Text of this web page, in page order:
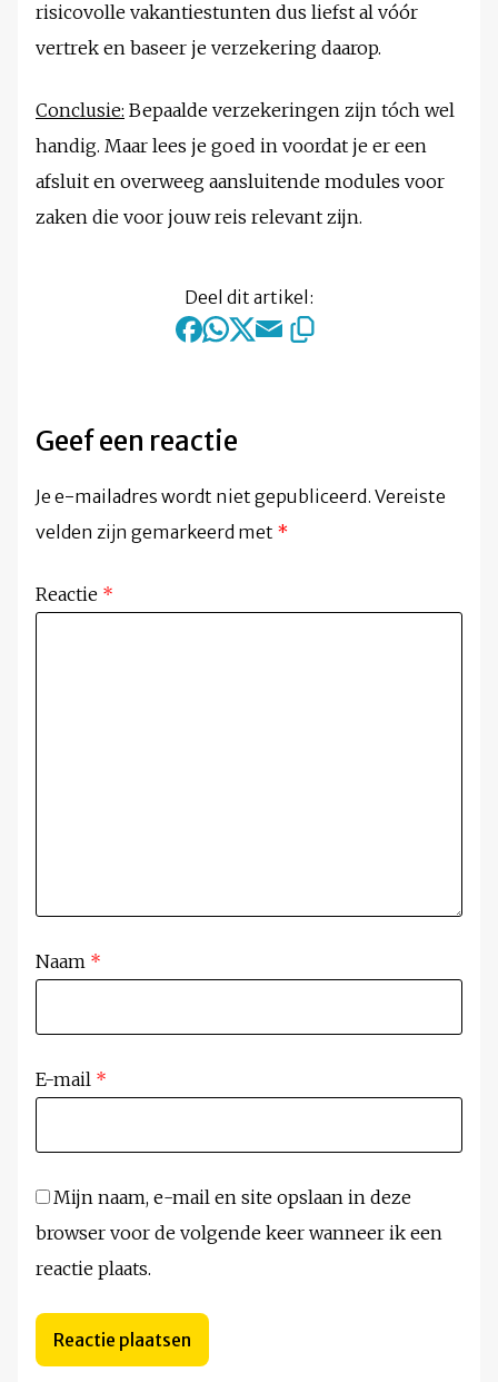
risicovolle vakantiestunten dus liefst al vóór
vertrek en baseer je verzekering daarop.
Conclusie: Bepaalde verzekeringen zijn tóch wel
handig. Maar lees je goed in voordat je er een
afsluit en overweeg aansluitende modules voor
zaken die voor jouw reis relevant zijn.
Deel dit artikel:
Geef een reactie
Je e-mailadres wordt niet gepubliceerd. Vereiste
velden zijn gemarkeerd met *
Reactie *
Naam *
E-mail *
Mijn naam, e-mail en site opslaan in deze
browser voor de volgende keer wanneer ik een
reactie plaats.